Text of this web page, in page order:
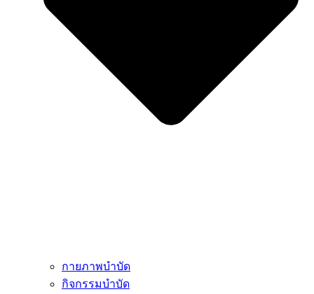
กายภาพบำบัด
กิจกรรมบำบัด